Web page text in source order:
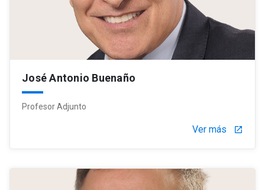
José Antonio Buenaño
Profesor Adjunto
Ver más launch